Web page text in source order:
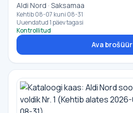
Aldi Nord · Saksamaa
Kehtib 08-07 kuni 08-31
Uuendatud 1 päev tagasi
Kontrollitud
Ava brošüür